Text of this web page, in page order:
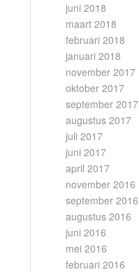
juni 2018
maart 2018
februari 2018
januari 2018
november 2017
oktober 2017
september 2017
augustus 2017
juli 2017
juni 2017
april 2017
november 2016
september 2016
augustus 2016
juni 2016
mei 2016
februari 2016